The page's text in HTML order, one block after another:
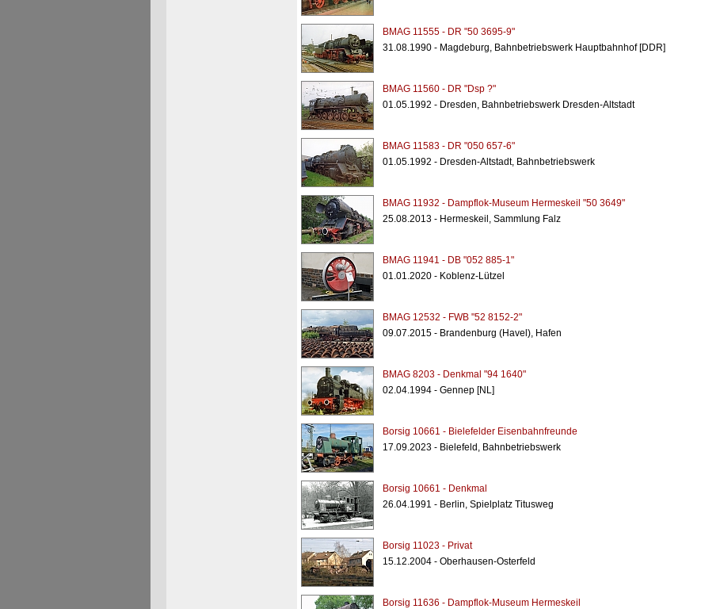
BMAG 11555 - DR "50 3695-9"
31.08.1990 - Magdeburg, Bahnbetriebswerk Hauptbahnhof [DDR]
BMAG 11560 - DR "Dsp ?"
01.05.1992 - Dresden, Bahnbetriebswerk Dresden-Altstadt
BMAG 11583 - DR "050 657-6"
01.05.1992 - Dresden-Altstadt, Bahnbetriebswerk
BMAG 11932 - Dampflok-Museum Hermeskeil "50 3649"
25.08.2013 - Hermeskeil, Sammlung Falz
BMAG 11941 - DB "052 885-1"
01.01.2020 - Koblenz-Lützel
BMAG 12532 - FWB "52 8152-2"
09.07.2015 - Brandenburg (Havel), Hafen
BMAG 8203 - Denkmal "94 1640"
02.04.1994 - Gennep [NL]
Borsig 10661 - Bielefelder Eisenbahnfreunde
17.09.2023 - Bielefeld, Bahnbetriebswerk
Borsig 10661 - Denkmal
26.04.1991 - Berlin, Spielplatz Titusweg
Borsig 11023 - Privat
15.12.2004 - Oberhausen-Osterfeld
Borsig 11636 - Dampflok-Museum Hermeskeil